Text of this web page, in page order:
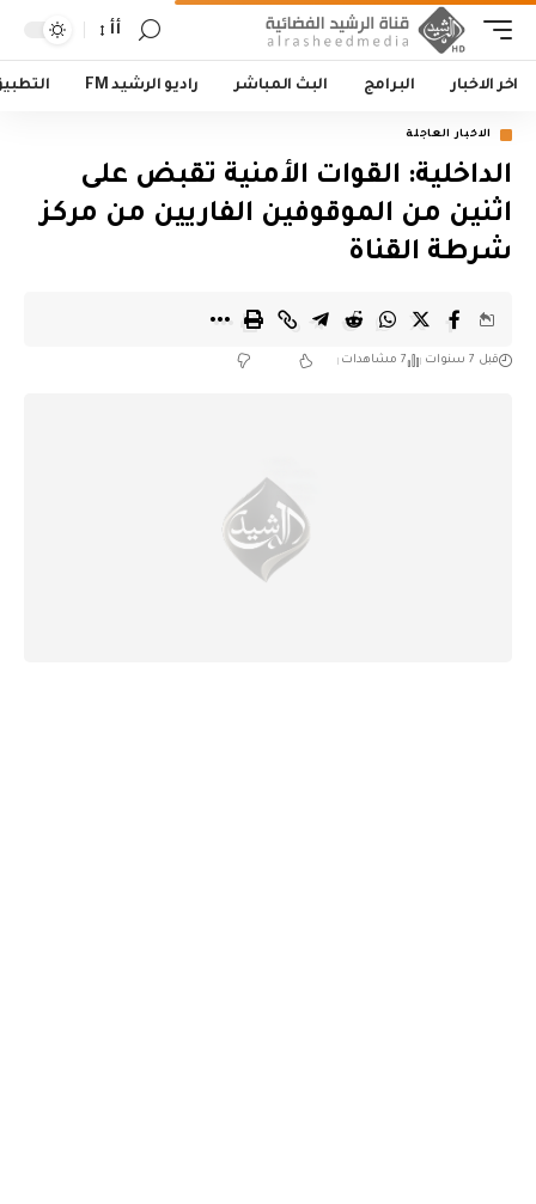
أأ
اخر الاخبار البرامج البث المباشر راديو الرشيد FM
الاخبار العاجلة
الداخلية: القوات الأمنية تقبض على
اثنين من الموقوفين الفاريين من مركز
شرطة القناة
قبل 7 سنوات 7 مشاهدات